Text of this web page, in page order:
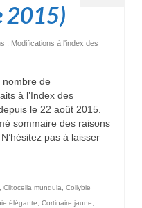
2015)
: Modifications à l'index des
de
à l’Index des
le 22 août 2015.
sommaire des raisons
pas à laisser
, Clitocella mundula, Collybie
élégante, Cortinaire jaune,